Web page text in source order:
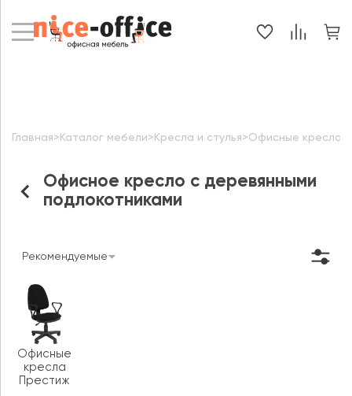
Офисное кресло с деревянными
подлокотниками
Главная> Каталог мебели> Кресла и стулья>Офисные кресла
Рекомендуемые
Офисные
кресла
Престиж